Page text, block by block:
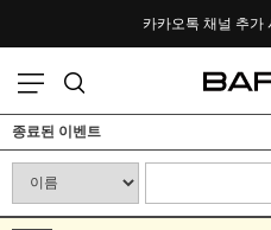
카카오톡 채널 추가
포토후기 작성
종료된 이벤트